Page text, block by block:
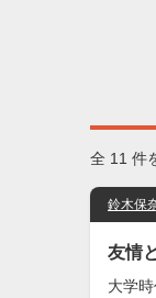
全 11 件
鈴木保
友情
大学